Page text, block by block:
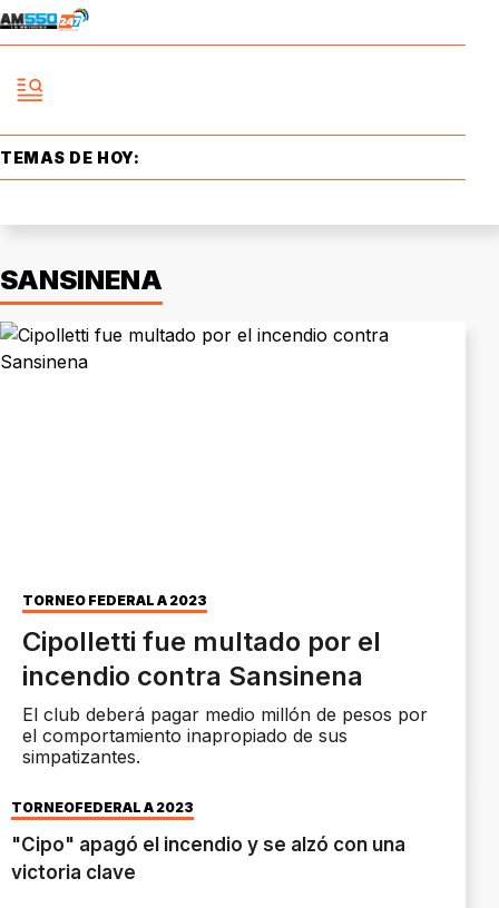
TEMAS DE HOY:
SANSINENA
TORNEO FEDERAL A 2023
Cipolletti fue multado por el
incendio contra Sansinena
El club deberá pagar medio millón de pesos por
el comportamiento inapropiado de sus
simpatizantes.
TORNEOFEDERAL A 2023
"Cipo" apagó el incendio y se alzó con una
victoria clave